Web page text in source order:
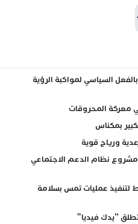
السياسي لمواكبة الرؤية
معركة المحروقات
ورياح قوية
نظام الدعم الاجتماعي
عمليات تمس بسلامة
“يدك فيديا”